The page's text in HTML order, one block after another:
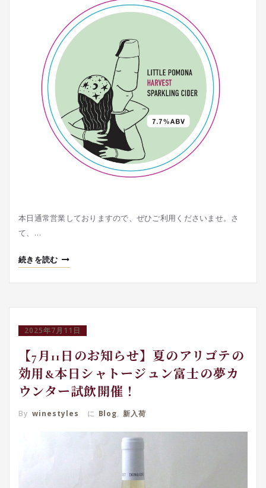
本日通常営業しておりますので、ぜひご利用くださいませ。さ
て、…
続きを読む
2025年7月11日
【7月11日のお知らせ】夏のアリゴテの
効用&本日シャトージュン富士の夢カ
ウンター試飲開催！
By winestyles に Blog, 新入荷